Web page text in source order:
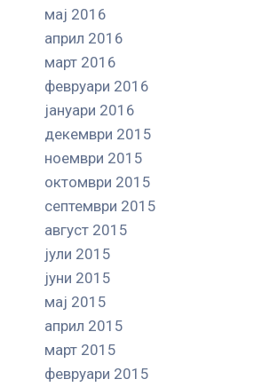
мај 2016
април 2016
март 2016
февруари 2016
јануари 2016
декември 2015
ноември 2015
октомври 2015
септември 2015
август 2015
јули 2015
јуни 2015
мај 2015
април 2015
март 2015
февруари 2015